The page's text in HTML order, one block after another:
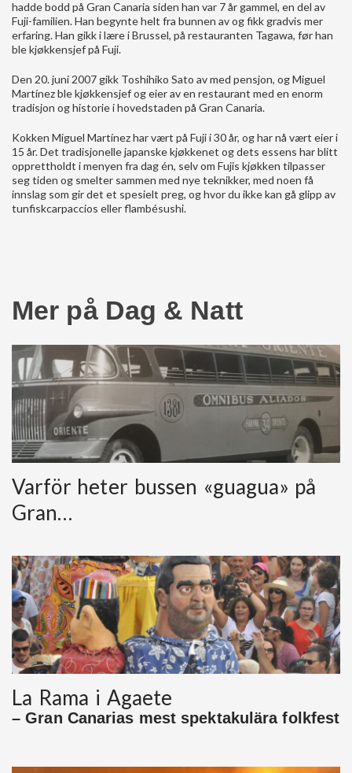
hadde bodd på Gran Canaria siden han var 7 år gammel, en del av
Fuji-familien. Han begynte helt fra bunnen av og fikk gradvis mer
erfaring. Han gikk i lære i Brussel, på restauranten Tagawa, før han
ble kjøkkensjef på Fuji.
Den 20. juni 2007 gikk Toshihiko Sato av med pensjon, og Miguel
Martínez ble kjøkkensjef og eier av en restaurant med en enorm
tradisjon og historie i hovedstaden på Gran Canaria.
Kokken Miguel Martínez har vært på Fuji i 30 år, og har nå vært eier i
15 år. Det tradisjonelle japanske kjøkkenet og dets essens har blitt
opprettholdt i menyen fra dag én, selv om Fujis kjøkken tilpasser
seg tiden og smelter sammen med nye teknikker, med noen få
innslag som gir det et spesielt preg, og hvor du ikke kan gå glipp av
tunfiskcarpaccios eller flambésushi.
Mer på Dag & Natt
Varför heter bussen «guagua» på
Gran…
La Rama i Agaete
– Gran Canarias mest spektakulära folkfest